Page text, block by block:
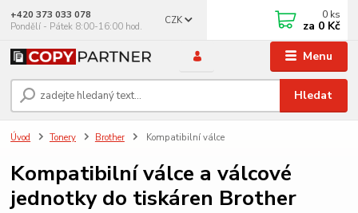
Menu
CZK
Hledat
+420 373 033 078
Pondělí - Pátek 8:00-16:00 hod.
0 ks
za 0 Kč
Úvod Tonery Brother Kompatibilní válce
Kompatibilní válce a válcové
jednotky do tiskáren Brother